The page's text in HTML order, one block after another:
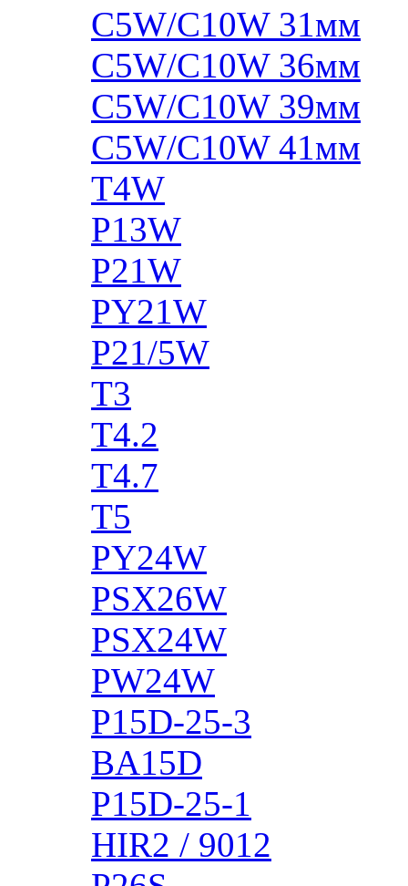
C5W/C10W 31мм
C5W/C10W 36мм
C5W/C10W 39мм
C5W/C10W 41мм
T4W
P13W
P21W
PY21W
P21/5W
T3
T4.2
T4.7
T5
PY24W
PSX26W
PSX24W
PW24W
P15D-25-3
BA15D
P15D-25-1
HIR2 / 9012